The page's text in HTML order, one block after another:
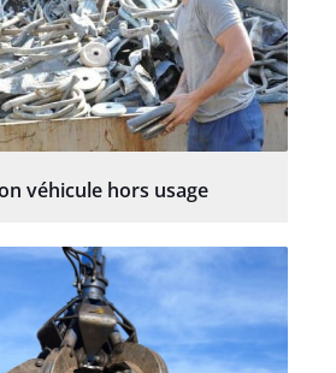
véhicule hors usage